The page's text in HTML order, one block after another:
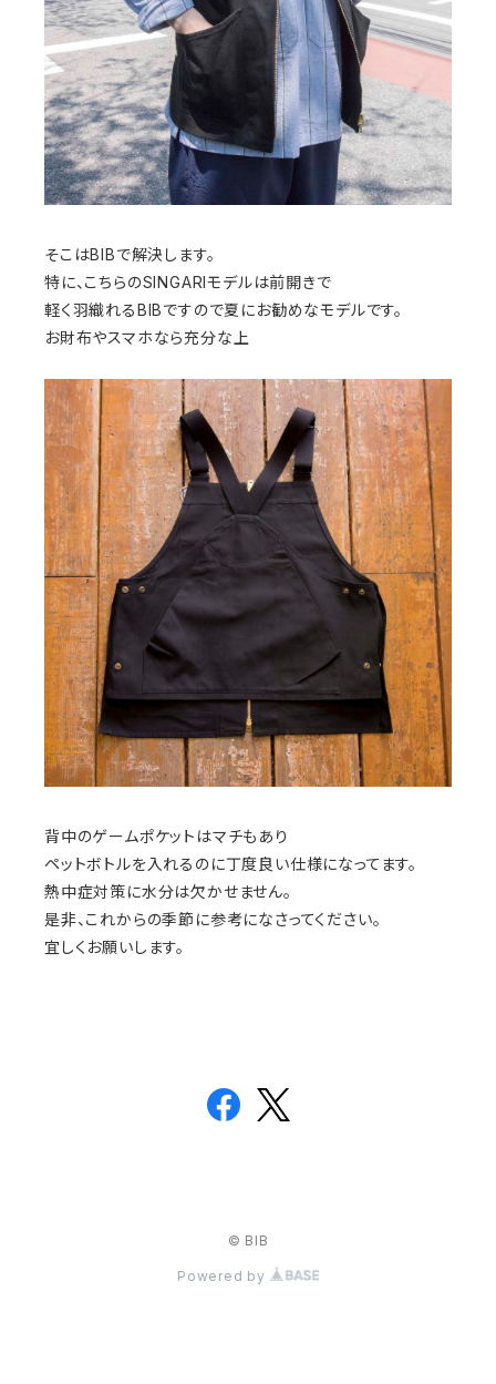
そこはBIBで解決します。
特に、こちらのSINGARIモデルは前開きで
軽く羽織れるBIBですので夏にお勧めなモデルです。
お財布やスマホなら充分な上
背中のゲームポケットはマチもあり
ペットボトルを入れるのに丁度良い仕様になってます。
熱中症対策に水分は欠かせません。
是非、これからの季節に参考になさってください。
宜しくお願いします。
© BIB
Powered by